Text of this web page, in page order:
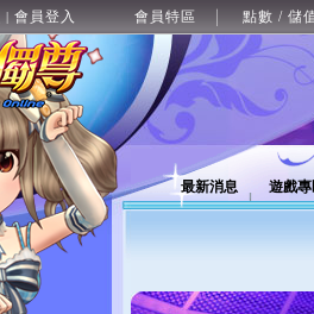
| 會員登入 會員特區 點數 / 儲
最新消息 遊戲